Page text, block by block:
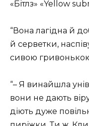
«Бітлз» «Yellow
“Вона лагідна й
й серветки,
сивою
“– Я винайшла
вони не дають
діють дуже